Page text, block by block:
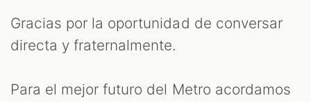
Gracias por la oportunidad de conversar
directa y fraternalmente.
Para el mejor futuro del Metro acordamos